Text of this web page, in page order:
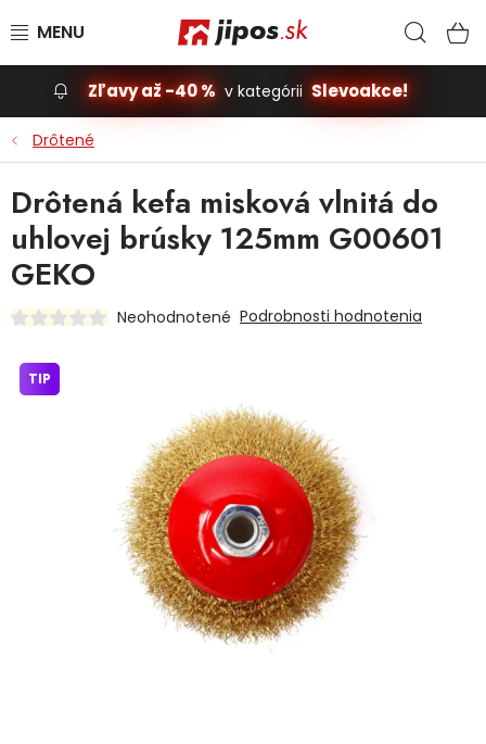
Slevoakce
Stavba, dom
Dielňa
Príslušenstvo pre automobily
Vybavenie a hračky pre deti
Ochranné pracovné pomôcky
Zľavy až -40 % v kategórii Slevoakce!
Drôtené
Drôtená kefa misková vlnitá do
uhlovej brúsky 125mm G00601
GEKO
Neohodnotené Podrobnosti hodnotenia
TIP